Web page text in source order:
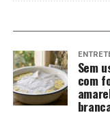
Sem
com